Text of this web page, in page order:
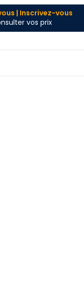
| Inscrivez-vous
vos prix